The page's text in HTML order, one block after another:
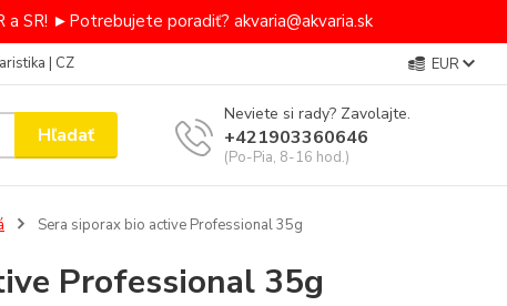
SR! ►Potrebujete poradiť? akvaria@akvaria.sk
| CZ EUR
Hľadať
Neviete si rady? Zavolajte.
+421903360646
(Po-Pia, 8-16 hod.)
Sera siporax bio active Professional 35g
Professional 35g